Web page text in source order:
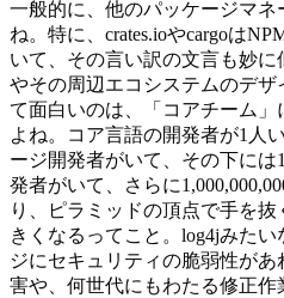
一般的に、他のパッケージマ
ね。特に、crates.ioやcargoは
いて、その言い訳の文言も妙
やその周辺エコシステムのデ
て面白いのは、「コアチーム
よね。コア言語の開発者が1人
ージ開発者がいて、その下には
発者がいて、さらに
り、ピラミッドの頂点で手を
きくなるってこと。log4jみた
ジにセキュリティの脆弱性が
害や、何世代にもわたる修正作